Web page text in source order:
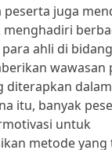
peserta juga
ahli di
wawasan
diterapkan
itu, banyak
untuk
metode yang